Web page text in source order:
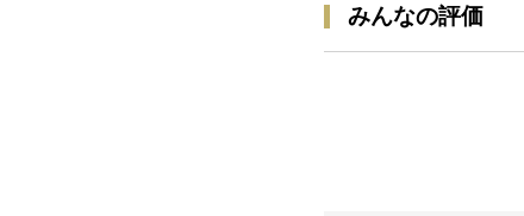
みんなの評価